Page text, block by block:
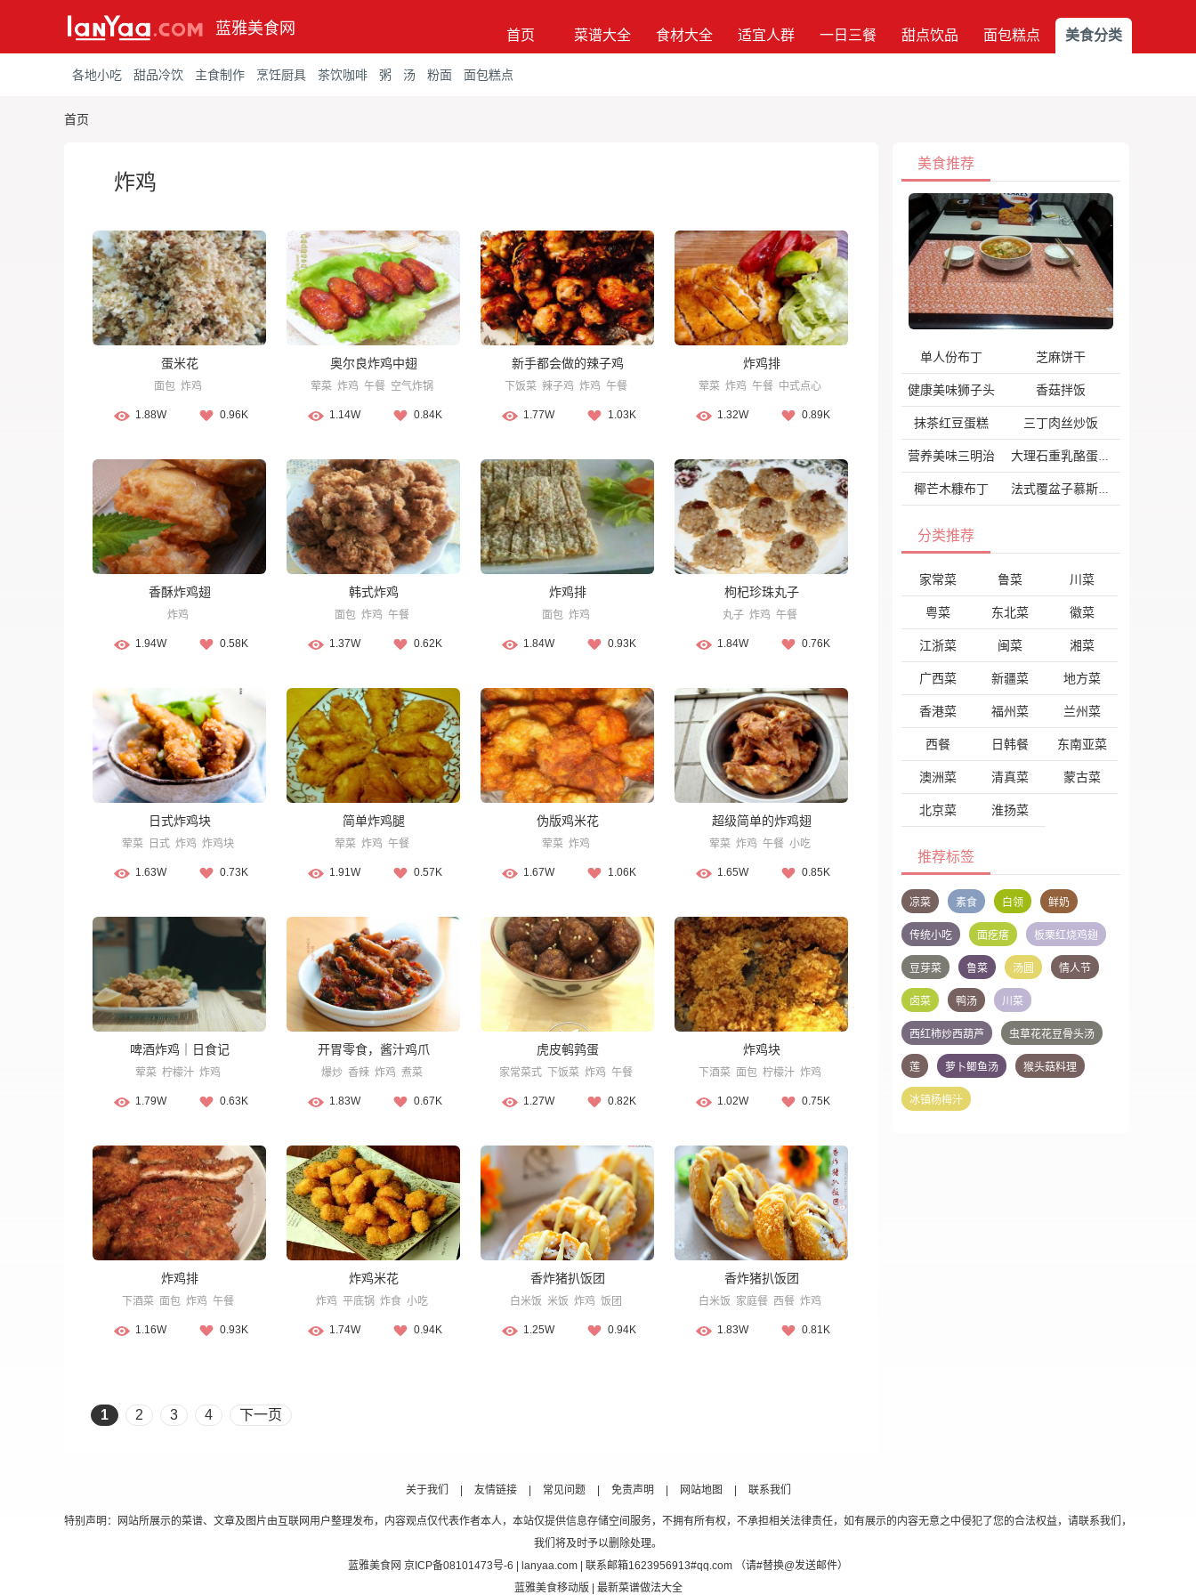
蓝雅美食网 首页 菜谱大全 食材大全 适宜人群 一日三餐 甜点饮品 面包糕点 美食分类
各地小吃 甜品冷饮 主食制作 烹饪厨具 茶饮咖啡 粥 汤 粉面 面包糕点
首页
炸鸡
蛋米花
面包 炸鸡
1.88W 0.96K
奥尔良炸鸡中翅
荤菜 炸鸡 午餐 空气炸锅
1.14W 0.84K
新手都会做的辣子鸡
下饭菜 辣子鸡 炸鸡 午餐
1.77W 1.03K
炸鸡排
荤菜 炸鸡 午餐 中式点心
1.32W 0.89K
香酥炸鸡翅
炸鸡
1.94W 0.58K
韩式炸鸡
面包 炸鸡 午餐
1.37W 0.62K
炸鸡排
面包 炸鸡
1.84W 0.93K
枸杞珍珠丸子
丸子 炸鸡 午餐
1.84W 0.76K
日式炸鸡块
荤菜 日式 炸鸡 炸鸡块
1.63W 0.73K
简单炸鸡腿
荤菜 炸鸡 午餐
1.91W 0.57K
伪版鸡米花
荤菜 炸鸡
1.67W 1.06K
超级简单的炸鸡翅
荤菜 炸鸡 午餐 小吃
1.65W 0.85K
啤酒炸鸡｜日食记
荤菜 柠檬汁 炸鸡
1.79W 0.63K
开胃零食，酱汁鸡爪
爆炒 香辣 炸鸡 煮菜
1.83W 0.67K
虎皮鹌鹑蛋
家常菜式 下饭菜 炸鸡 午餐
1.27W 0.82K
炸鸡块
下酒菜 面包 柠檬汁 炸鸡
1.02W 0.75K
炸鸡排
下酒菜 面包 炸鸡 午餐
1.16W 0.93K
炸鸡米花
炸鸡 平底锅 炸食 小吃
1.74W 0.94K
香炸猪扒饭团
白米饭 米饭 炸鸡 饭团
1.25W 0.94K
香炸猪扒饭团
白米饭 家庭餐 西餐 炸鸡
1.83W 0.81K
1 2 3 4 下一页
美食推荐
单人份布丁 芝麻饼干
健康美味狮子头 香菇拌饭
抹茶红豆蛋糕 三丁肉丝炒饭
营养美味三明治 大理石重乳酪蛋糕
椰芒木糠布丁 法式覆盆子慕斯芝士蛋糕
分类推荐
家常菜 鲁菜 川菜
粤菜 东北菜 徽菜
江浙菜 闽菜 湘菜
广西菜 新疆菜 地方菜
香港菜 福州菜 兰州菜
西餐 日韩餐 东南亚菜
澳洲菜 清真菜 蒙古菜
北京菜 淮扬菜
推荐标签
凉菜 素食 白领 鲜奶
传统小吃 面疙瘩 板栗红烧鸡翅
豆芽菜 鲁菜 汤圆 情人节
卤菜 鸭汤 川菜
西红柿炒西葫芦 虫草花花豆骨头汤
莲 萝卜鲫鱼汤 猴头菇料理
冰镇杨梅汁
关于我们 友情链接 常见问题 免责声明 网站地图 联系我们
特别声明：网站所展示的菜谱、文章及图片由互联网用户整理发布，内容观点仅代表作者本人，本站仅提供信息存储空间服务，不拥有所有权，不承担相关法律责任，如有展示的内容无意之中侵犯了您的合法权益，请联系我们，
我们将及时予以删除处理。
蓝雅美食网 京ICP备08101473号-6 | lanyaa.com | 联系邮箱1623956913#qq.com （请#替换@发送邮件）
蓝雅美食移动版 | 最新菜谱做法大全